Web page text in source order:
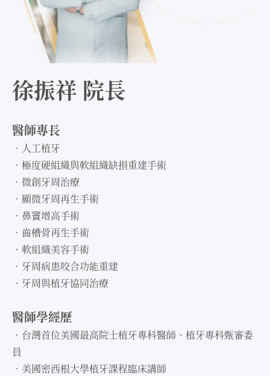
徐振祥 院長
醫師專長
．人工植牙
．極度硬組織與軟組織缺損重建手術
．微創牙周治療
．顯微牙周再生手術
．鼻竇增高手術
．齒槽骨再生手術
．軟組織美容手術
．牙周病患咬合功能重建
．牙周與植牙協同治療
醫師學經歷
．台灣首位美國最高院士植牙專科醫師、植牙專科甄審委
員
．美國密西根大學植牙課程臨床講師